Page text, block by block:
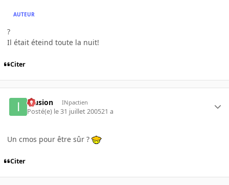
AUTEUR
?
Il était éteind toute la nuit!
Citer
Illusion INpactien
Posté(e) le 31 juillet 200521 a
Un cmos pour être sûr ?
Citer